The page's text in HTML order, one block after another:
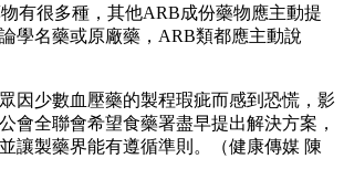
物有很多種，其他ARB成份藥物應主動提
學名藥或原廠藥，ARB類都應主動說
因少數血壓藥的製程瑕疵而感到恐慌，影
會全聯會希望食藥署盡早提出解決方案，
讓製藥界能有遵循準則。（健康傳媒 陳